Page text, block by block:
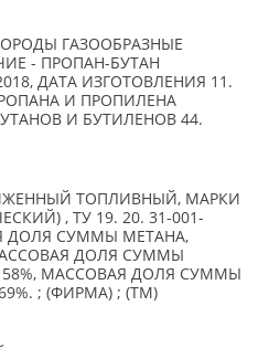
ГАЗООБРАЗНЫЕ
- ПРОПАН-БУТАН
ДАТА ИЗГОТОВЛЕНИЯ 11.
И ПРОПИЛЕНА
И БУТИЛЕНОВ 44.
ТОПЛИВНЫЙ, МАРКИ
, ТУ 19. 20. 31-001-
ДОЛЯ СУММЫ МЕТАНА,
ДОЛЯ СУММЫ
МАССОВАЯ ДОЛЯ СУММЫ
; (ФИРМА) ; (TM)